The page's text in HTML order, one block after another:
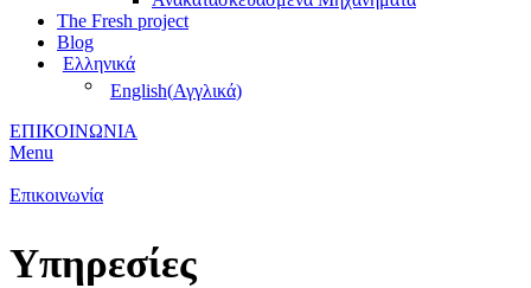
The Fresh project
Blog
Ελληνικά
English(Αγγλικά)
ΕΠΙΚΟΙΝΩΝΙΑ
Menu
Επικοινωνία
Υπηρεσίες